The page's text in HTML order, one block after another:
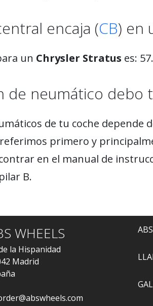
encaja (CB) en
un Chrysler Stratus es:
de neumático debo
de tu coche depende
primero y
en el manual de
B.
WHEELS
la Hispanidad
Madrid